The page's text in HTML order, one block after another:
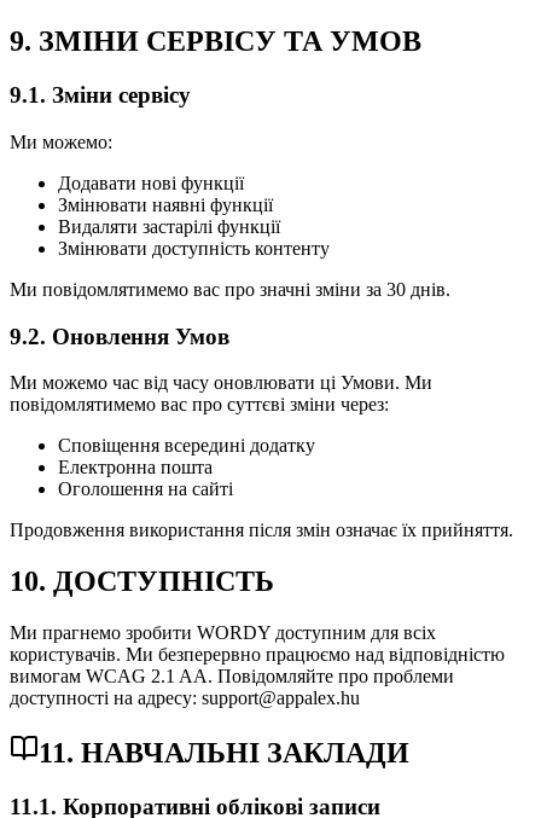
9. ЗМІНИ СЕРВІСУ ТА УМОВ
9.1. Зміни сервісу
Ми можемо:
Додавати нові функції
Змінювати наявні функції
Видаляти застарілі функції
Змінювати доступність контенту
Ми повідомлятимемо вас про значні зміни за 30 днів.
9.2. Оновлення Умов
Ми можемо час від часу оновлювати ці Умови. Ми
повідомлятимемо вас про суттєві зміни через:
Сповіщення всередині додатку
Електронна пошта
Оголошення на сайті
Продовження використання після змін означає їх прийняття.
10. ДОСТУПНІСТЬ
Ми прагнемо зробити WORDY доступним для всіх
користувачів. Ми безперервно працюємо над відповідністю
вимогам WCAG 2.1 AA. Повідомляйте про проблеми
доступності на адресу: support@appalex.hu
11. НАВЧАЛЬНІ ЗАКЛАДИ
11.1. Корпоративні облікові записи